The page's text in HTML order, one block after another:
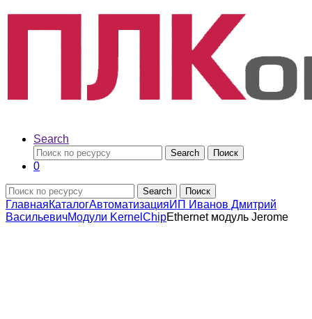
Search
Search Поиск
0
Search Поиск
ГлавнаяКаталогАвтоматизацияИП Иванов Дмитрий
ВасильевичМодули KernelChipEthernet модуль Jerome